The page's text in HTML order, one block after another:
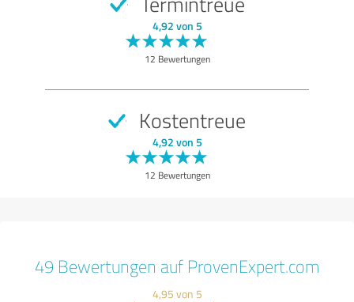
4,92 von 5
12 Bewertungen
Kostentreue
4,92 von 5
12 Bewertungen
49 Bewertungen auf ProvenExpert.com
4,95 von 5